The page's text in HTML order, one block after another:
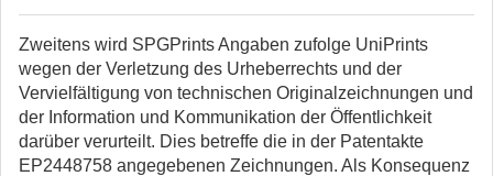
Zweitens wird SPGPrints Angaben zufolge UniPrints
wegen der Verletzung des Urheberrechts und der
Vervielfältigung von technischen Originalzeichnungen und
der Information und Kommunikation der Öffentlichkeit
darüber verurteilt. Dies betreffe die in der Patentakte
EP2448758 angegebenen Zeichnungen. Als Konsequenz